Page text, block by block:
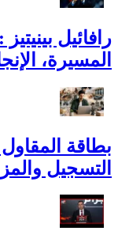
رافائيل
المسيرة،
التسجيل